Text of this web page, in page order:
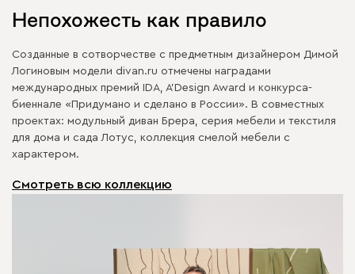
Непохожесть как правило
Созданные в сотворчестве с предметным дизайнером Димой
Логиновым модели divan.ru отмечены наградами
международных премий IDA, A’Design Award и конкурса-
биеннале «Придумано и сделано в России». В совместных
проектах: модульный диван Брера, серия мебели и текстиля
для дома и сада Лотус, коллекция смелой мебели с
характером.
Смотреть всю коллекцию